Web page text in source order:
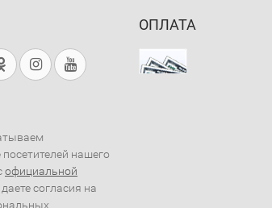
нашего
официальной
даете согласия на
ОПЛАТА